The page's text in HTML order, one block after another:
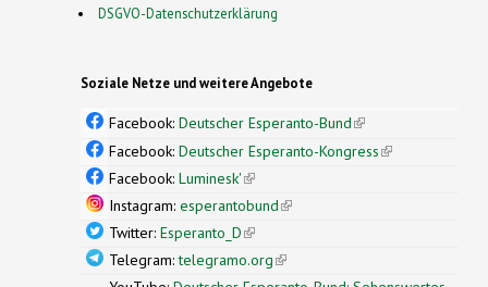
DSGVO-Datenschutzerklärung
Soziale Netze und weitere Angebote
Facebook: Deutscher Esperanto-Bund(link is
external)
Facebook: Deutscher Esperanto-Kongress(link is
Facebook: Luminesk'(link is external)
Instagram: esperantobund(link is external)
Twitter: Esperanto_D(link is external)
Telegram:telegramo.org(link is external)